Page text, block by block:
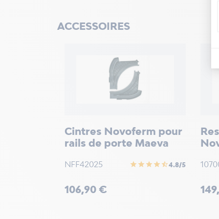
ACCESSOIRES
Cintres Novoferm pour
rails de porte Maeva
NFF42025 star star star star star_half4.8/5
Prix
106,90 € Prix